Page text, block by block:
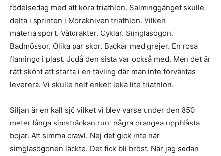
födelsedag med att köra triathlon. Salminggänget skulle
delta i sprinten i Morakniven triathlon. Vilken
materialsport. Våtdräkter. Cyklar. Simglasögon.
Badmössor. Olika par skor. Backar med grejer. En rosa
flamingo i plast. Jodå den sista var också med. Men det är
rätt skönt att starta i en tävling där man inte förväntas
leverera. Vi skulle helt enkelt leka lite triathlon.
Siljan är en kall sjö vilket vi blev varse under den 850
meter långa simsträckan runt några orangea uppblåsta
bojar. Att simma crawl. Nej det gick inte när
simglasögonen läckte. Det fick bli bröst. När jag sedan